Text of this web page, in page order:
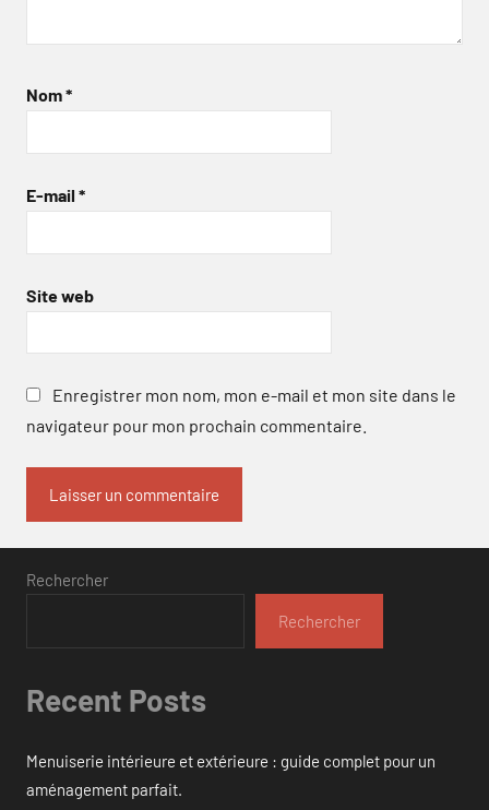
Nom*
E-mail *
Site web
Enregistrer mon nom, mon e-mail et mon site dans le
navigateur pour mon prochain commentaire.
Rechercher
Rechercher
Recent Posts
Menuiserie intérieure et extérieure : guide complet pour un
aménagement parfait.